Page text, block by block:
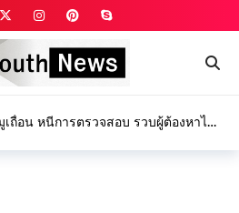
ถื่อน หนีการตรวจสอบ รวบผู้ต้องหาได้